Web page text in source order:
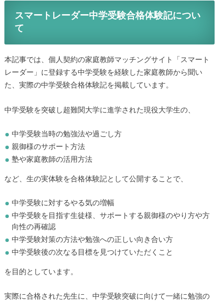
スマートレーダー中学受験合格体験記につい
て
本記事では、個人契約の家庭教師マッチングサイト「スマート
レーダー」に登録する中学受験を経験した家庭教師から聞い
た、実際の中学受験合格体験記を掲載しています。
中学受験を突破し超難関大学に進学された現役大学生の、
中学受験当時の勉強法や過ごし方
親御様のサポート方法
塾や家庭教師の活用方法
など、生の実体験を合格体験記として公開することで、
中学受験に対するやる気の増幅
中学受験を目指す生徒様、サポートする親御様のやり方や方
向性の再確認
中学受験対策の方法や勉強への正しい向き合い方
中学受験後の次なる目標を見つけていただくこと
を目的としています。
実際に合格された先生に、中学受験突破に向けて一緒に勉強の